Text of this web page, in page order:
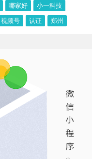
哪家好
小一科技
视频号 认证 郑州